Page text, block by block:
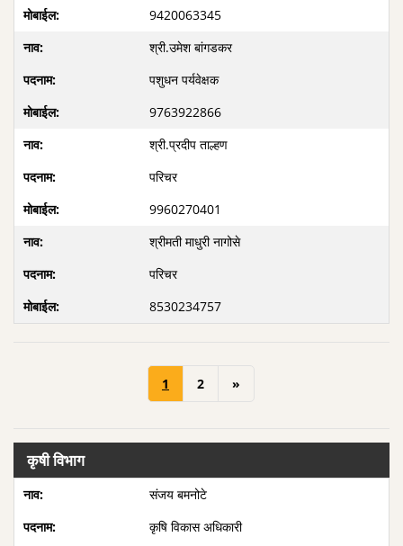
9420063345
श्री.उमेश बांगडकर
पशुधन पर्यवेक्षक
9763922866
श्री.प्रदीप ताल्हण
परिचर
9960270401
श्रीमती माधुरी नागोसे
परिचर
8530234757
1 2 »
कृषी विभाग
संजय बमनोटे
कृषि विकास अधिकारी